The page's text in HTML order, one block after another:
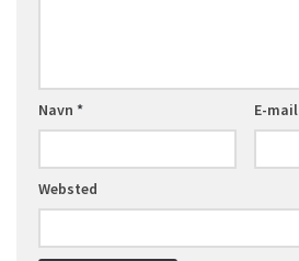
Navn * E-mail
Websted